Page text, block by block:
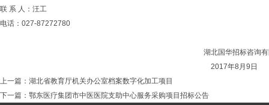
联 系 人：汪工
电话：027-87272780
湖北国华招标咨询有限公
2017年8月9日
上一篇： 湖北省教育厅机关办公室档案数字化加工项目
下一篇： 鄂东医疗集团市中医医院支助中心服务采购项目招标公告